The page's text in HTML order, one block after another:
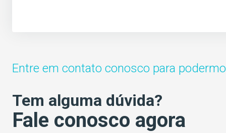
Entre em contato conosco para
Tem alguma dúvida?
Fale conosco agora